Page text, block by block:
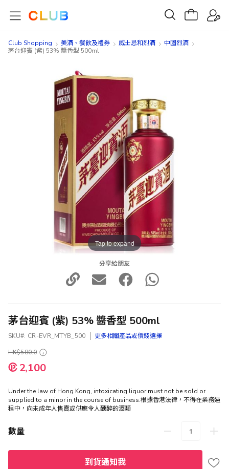
Club Shopping 美酒、餐飲及禮券​ 威士忌和烈酒
中國烈酒
茅台迎賓 (紫) 53% 醬香型 500ml
Tap to expand
分享給朋友
茅台迎賓 (紫) 53% 醬香型 500ml
SKU CR-EVR_MTYB_500
更多相關產品或價錢選擇
HK$580.0
特
殊
格
2,100
Under the law of Hong Kong, intoxicating liquor must not be sold or
supplied to a minor in the course of business.根據香港法律，不得在業務過
程中，向未成年人售賣或供應令人醺醉的酒類
數量
到貨通知我